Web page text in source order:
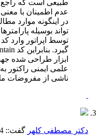
طبیعی است که راجع
عدم اطمینان با
در اینگونه موارد
تواند بوسیله
ابزار طراحی شده
علمی ایمنی راکتور
ناشی از مفروضات
دکتر مصطفی کلهر گفت::